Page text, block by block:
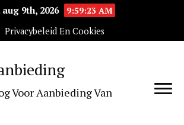
aug 9th, 2026
9:59:24 AM
Privacybeleid En Cookies
Voor Aanbieding Van